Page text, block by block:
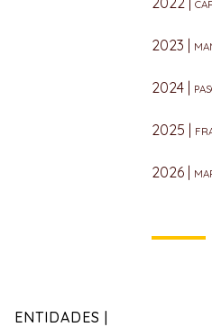
2023 |
2024 |
2025 |
2026 |
ENTIDADES |